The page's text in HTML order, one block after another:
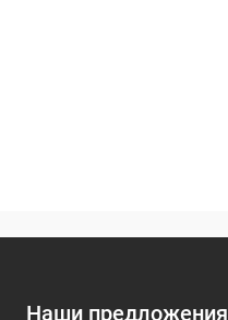
Наши предложения